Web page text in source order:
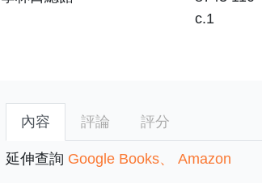
c.1
內容 評論 評分
延伸查詢 Google Books Amazon